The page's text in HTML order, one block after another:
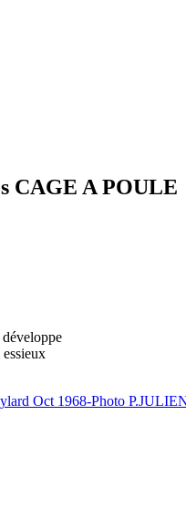
CAGE A POULE